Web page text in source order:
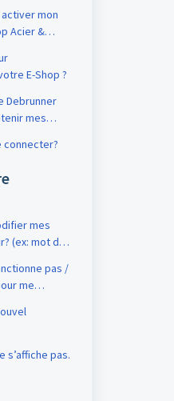
mon
Acier &
E-Shop ?
Debrunner
mes
connecter?
mes
(ex: mot de
pas /
me
s’affiche pas.